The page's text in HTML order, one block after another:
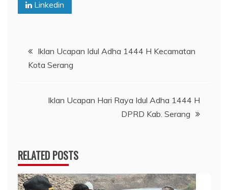
Linkedin
Navigasi
pos
Iklan Ucapan Idul Adha 1444 H Kecamatan
Kota Serang
Iklan Ucapan Hari Raya Idul Adha 1444 H
DPRD Kab. Serang
RELATED POSTS